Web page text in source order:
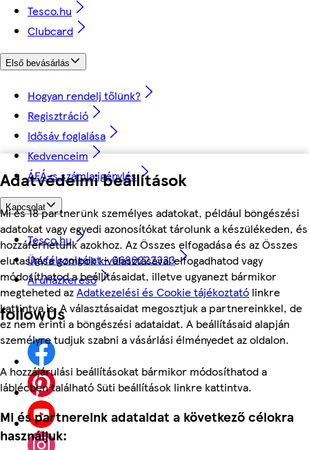
Adatvédelmi beállítások
Mi és 18 partnerünk személyes adatokat, például böngészési
adatokat vagy egyedi azonosítókat tárolunk a készülékeden, és
hozzáférhetünk azokhoz. Az Összes elfogadása és az Összes
elutasítása gombok kiválasztásával elfogadhatod vagy
módosíthatod a beállításaidat, illetve ugyanezt bármikor
megteheted azAdatkezelési és Cookie tájékoztató linkre
kattintva is. A választásaidat megosztjuk a partnereinkkel, de
ez nem érinti a böngészési adataidat. A beállításaid alapján
személyre tudjuk szabni a vásárlási élményedet az oldalon.
A hozzájárulási beállításokat bármikor módosíthatod a
láblécben található Süti beállítások linkre kattintva.
Mi és partnereink adataidat a következő célokra
használjuk:
Tesco.hu
Clubcard
Első bevásárlás
Hogyan rendelj tőlünk?
Regisztráció
Idősáv foglalása
Kedvenceim
ÁFÁ-s számla igénylés
Kapcsolat
Tesco.hu
Ügyfélszolgálat - 0680222333
Áruházkereső
followUs